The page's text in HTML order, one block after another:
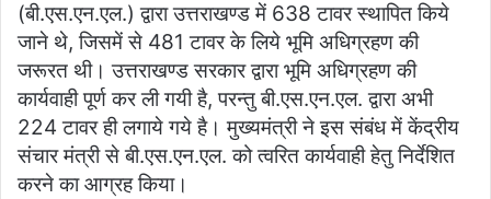
(बी.एस.एन.एल.) द्वारा उत्तराखण्ड में 638 टावर स्थापित किये
जाने थे, जिसमें से 481 टावर के लिये भूमि अधिग्रहण की
जरूरत थी। उत्तराखण्ड सरकार द्वारा भूमि अधिग्रहण की
कार्यवाही पूर्ण कर ली गयी है, परन्तु बी.एस.एन.एल. द्वारा अभी
224 टावर ही लगाये गये है। मुख्यमंत्री ने इस संबंध में केंद्रीय
संचार मंत्री से बी.एस.एन.एल. को त्वरित कार्यवाही हेतु निर्देशित
करने का आग्रह किया।